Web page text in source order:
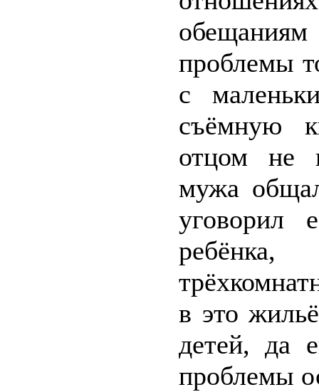
проблемы
с
съёмную
отцом не
мужа
уговорил
в это
детей, да
проблемы